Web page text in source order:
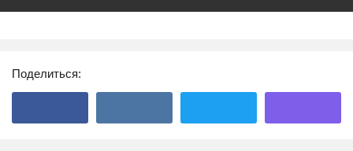
Поделиться: